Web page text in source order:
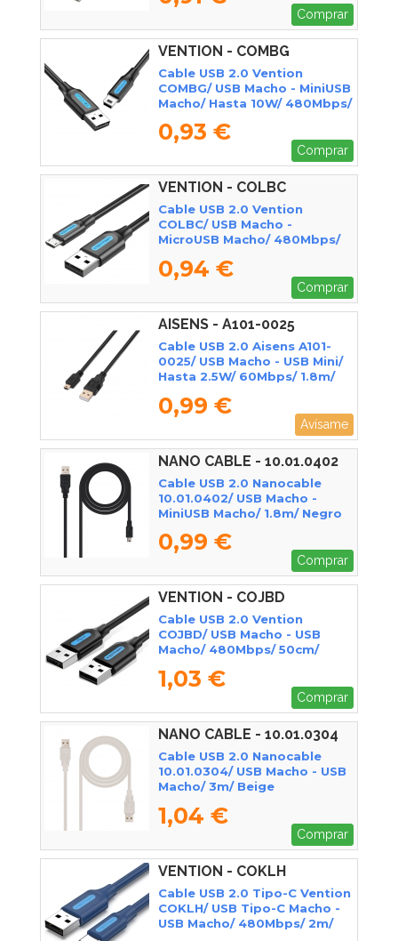
Comprar
VENTION - COMBG
Cable USB 2.0 Vention
COMBG/ USB Macho - MiniUSB
Macho/ Hasta 10W/ 480Mbps/
0,93 €
Comprar
VENTION - COLBC
Cable USB 2.0 Vention
COLBC/ USB Macho -
MicroUSB Macho/ 480Mbps/
0,94 €
Comprar
AISENS - A101-0025
Cable USB 2.0 Aisens A101-
0025/ USB Macho - USB Mini/
Hasta 2.5W/ 60Mbps/ 1.8m/
0,99 €
Avísame
NANO CABLE - 10.01.0402
Cable USB 2.0 Nanocable
10.01.0402/ USB Macho -
MiniUSB Macho/ 1.8m/ Negro
0,99 €
Comprar
VENTION - COJBD
Cable USB 2.0 Vention
COJBD/ USB Macho - USB
Macho/ 480Mbps/ 50cm/
1,03 €
Comprar
NANO CABLE - 10.01.0304
Cable USB 2.0 Nanocable
10.01.0304/ USB Macho - USB
Macho/ 3m/ Beige
1,04 €
Comprar
VENTION - COKLH
Cable USB 2.0 Tipo-C Vention
COKLH/ USB Tipo-C Macho -
USB Macho/ 480Mbps/ 2m/